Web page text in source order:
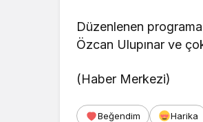
Düzenlenen
Özcan Ulupınar ve
(Haber Merkezi)
Beğendim Harika